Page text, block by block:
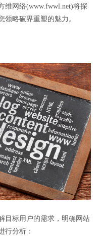
维网络(www.fwwl.net)将探
略破界重塑的魅力。
目标用户的需求，明确网站
行分析：